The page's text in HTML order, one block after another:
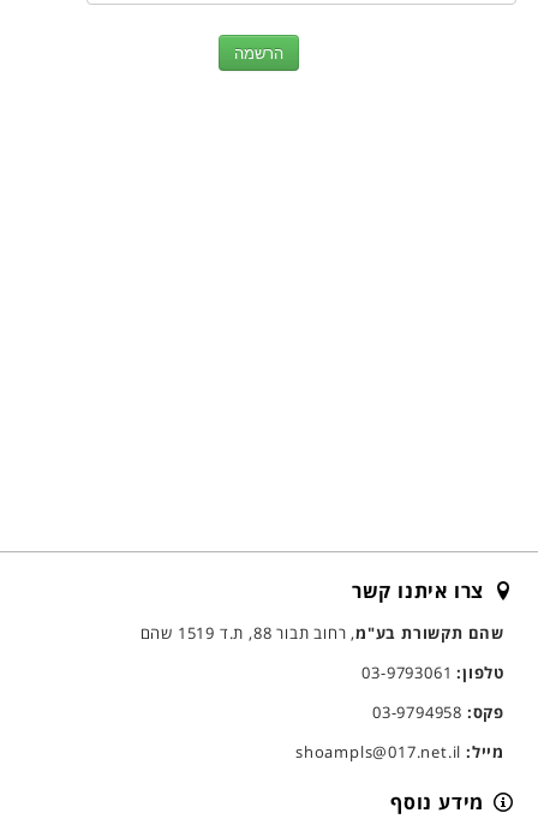
צרו איתנו קשר
שהם תקשורת בע"מ, רחוב תבור 88, ת.ד 1519 שהם
טלפון:03-9793061
פקס:
מייל:
מידע נוסף